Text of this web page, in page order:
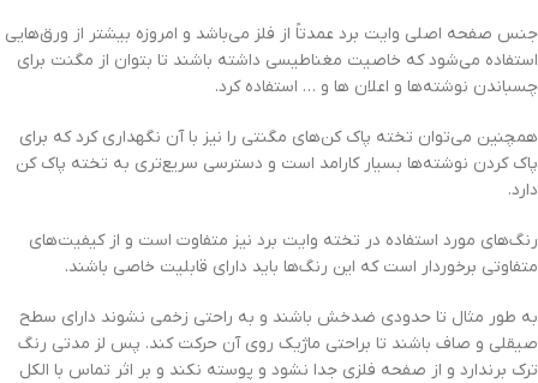
جنس صفحه اصلی وایت برد عمدتاً از فلز می‌باشد و امروزه بیشتر از ورق‌هایی
استفاده می‌شود که خاصیت مغناطیسی داشته باشند تا بتوان از مگنت برای
چسباندن نوشته‌ها و اعلان ها و … استفاده کرد.
همچنین می‌توان تخته پاک کن‌های مگنتی را نیز با آن نگهداری کرد که برای
پاک کردن نوشته‌ها بسیار کارامد است و دسترسی سریع‌تری به تخته پاک کن
دارد.
رنگ‌های مورد استفاده در تخته وایت برد نیز متفاوت است و از کیفیت‌های
متفاوتی برخوردار است که این رنگ‌ها باید دارای قابلیت خاصی باشند.
به طور مثال تا حدودی ضدخش باشند و به راحتی زخمی نشوند دارای سطح
صیقلی و صاف باشند تا براحتی ماژیک روی آن حرکت کند. پس لز مدتی رنگ
ترک برندارد و از صفحه فلزی جدا نشود و پوسته نکند و بر اثر تماس با الکل